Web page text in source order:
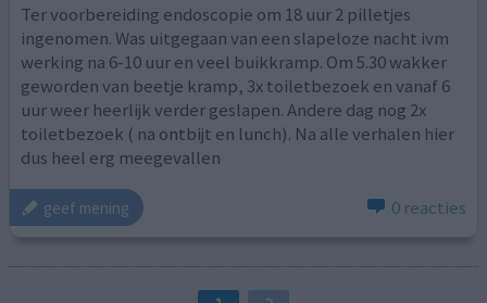
Ter voorbereiding endoscopie om 18 uur 2 pilletjes
ingenomen. Was uitgegaan van een slapeloze nacht ivm
werking na 6-10 uur en veel buikkramp. Om 5.30 wakker
geworden van beetje kramp, 3x toiletbezoek en vanaf 6
uur weer heerlijk verder geslapen. Andere dag nog 2x
toiletbezoek ( na ontbijt en lunch). Na alle verhalen hier
dus heel erg meegevallen
geef mening 0 reacties